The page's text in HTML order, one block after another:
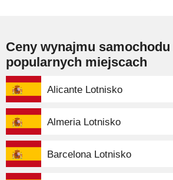
Ceny wynajmu
popularnych miejscach
Alicante Lotnisko
Almeria Lotnisko
Barcelona Lotnisko